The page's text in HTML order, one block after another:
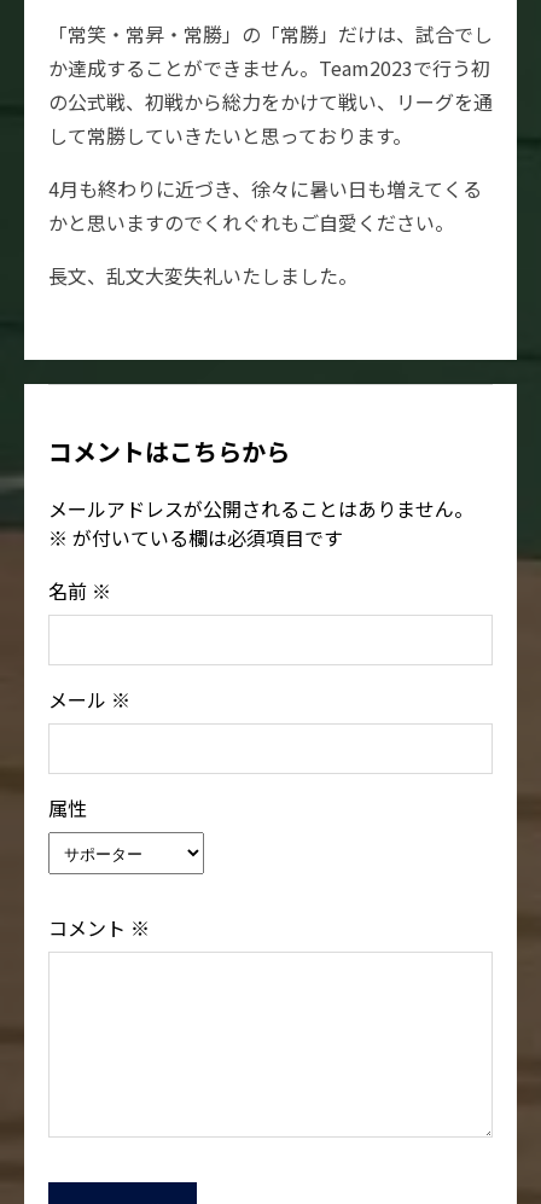
「常笑・常昇・常勝」の「常勝」だけは、試合でし
か達成することができません。Team2023で行う初
の公式戦、初戦から総力をかけて戦い、リーグを通
して常勝していきたいと思っております。
4月も終わりに近づき、徐々に暑い日も増えてくる
かと思いますのでくれぐれもご自愛ください。
長文、乱文大変失礼いたしました。
コメントはこちらから
メールアドレスが公開されることはありません。
※ が付いている欄は必須項目です
名前 ※
メール ※
属性
コメント ※